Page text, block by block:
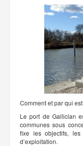
Comment et par qui
Le port de Gallician
communes sous
fixe les objectifs,
d’exploitation.